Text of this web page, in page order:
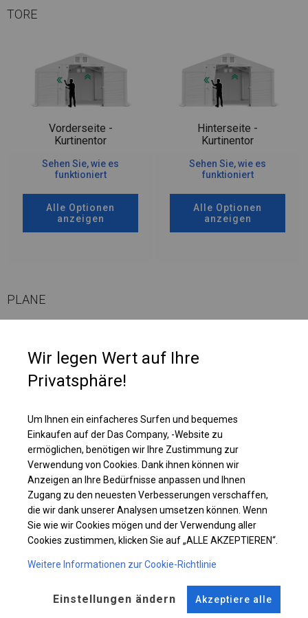
TORE
Vorderseite -
Kurtinentor
Sehen Sie, wie es
funktioniert
Alle Optionen
anzeigen
Hinterseite -
Kurtinentor
Sehen Sie, wie es
funktioniert
Alle Optionen
anzeigen
PLANE
zusätzliche Heizung benötigt, ist die Wahl dieser Plane die beste. Im
Inneren können Sie Wärmestrahler oder andere Heizungen platzieren, die
ihre Funktionen erfüllen.
Einzelheiten ansehen
Plane ändern
KONSTRUKTION
WINTER
ANSCHLÜSSE
Wir legen Wert auf Ihre
Privatsphäre!
Um Ihnen ein einfacheres Surfen und bequemes
Einkaufen auf der Das Company, -Website zu
ermöglichen, benötigen wir Ihre Zustimmung zur
Verwendung von Cookies. Dank ihnen können wir
Anzeigen an Ihre Bedürfnisse anpassen und Ihnen
Zugang zu den neuesten Verbesserungen verschaffen,
die wir dank unserer Analysen umsetzen können. Wenn
Sie wie wir Cookies mögen und der Verwendung aller
Cookies zustimmen, klicken Sie auf „ALLE AKZEPTIEREN“.
Weitere Informationen zur Cookie-Richtlinie
Einstellungen ändern Akzeptiere alle